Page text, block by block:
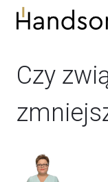
Przeskocz
Czy